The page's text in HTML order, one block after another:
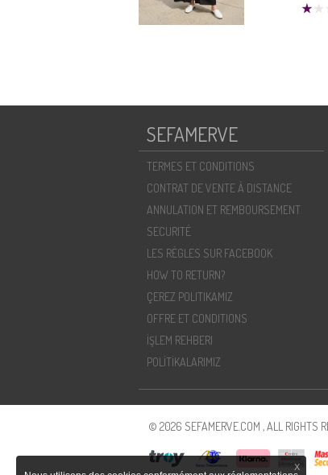
SEFAMERVE
TERMES ET CONDITIONS
CONTRAT DE VENTE À DISTANCE
ANNULATION ET REMBOURSEMENT
SECURITÉ
LES RÈGLES SUR FACEBOOK
HOW TO RETURN?
ÇEREZ POLITIKAMIZ
OFFRE ET CONDITIONS
İŞLEM REHBERI
POLİTİKALARIMIZ
© 2026 SEFAMERVE.COM , ALL RIGHTS
X